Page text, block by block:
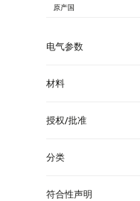
原产国
电气参数
材料
授权/批准
分类
符合性声明